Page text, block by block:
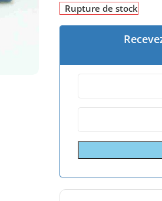
Rupture de stock